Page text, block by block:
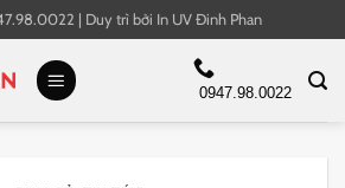
| Duy trì bởi In UV Đinh Phan
0947.98.0022